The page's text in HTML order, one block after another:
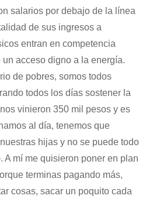
salarios por debajo de la línea
de sus ingresos a
entran en competencia
acceso digno a la energía.
de pobres, somos todos
todos los días sostener la
vinieron 350 mil pesos y es
al día, tenemos que
hijas y no se puede todo
A mí me quisieron poner en plan
terminas pagando más,
cosas, sacar un poquito cada